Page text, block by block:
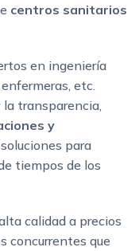
centros sanitarios
en ingeniería
etc.
transparencia,
y
para
tiempos de los
calidad a precios
concurrentes que